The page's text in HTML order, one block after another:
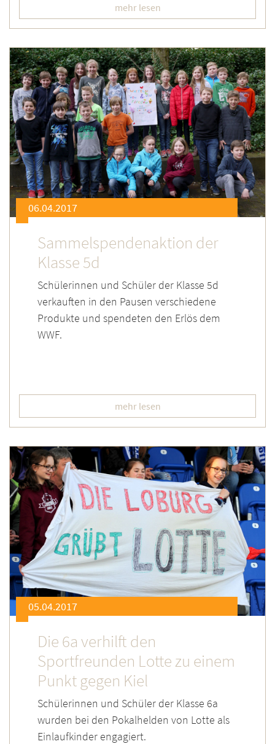
mehr lesen
06.04.2017
Sammelspendenaktion der
Klasse 5d
Schülerinnen und Schüler der Klasse 5d
verkauften in den Pausen verschiedene
Produkte und spendeten den Erlös dem
WWF.
mehr lesen
05.04.2017
Die 6a verhilft den
Sportfreunden Lotte zu einem
Punkt gegen Kiel
Schülerinnen und Schüler der Klasse 6a
wurden bei den Pokalhelden von Lotte als
Einlaufkinder engagiert.